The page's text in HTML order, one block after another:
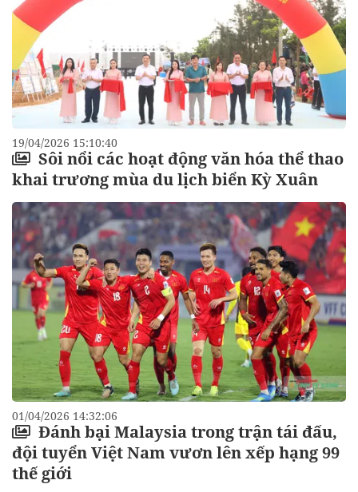
19/04/2026 15:10:40
Sôi nổi các hoạt động văn hóa thể thao
khai trương mùa du lịch biển Kỳ Xuân
01/04/2026 14:32:06
Đánh bại Malaysia trong trận tái đấu,
đội tuyển Việt Nam vươn lên xếp hạng 99
thế giới